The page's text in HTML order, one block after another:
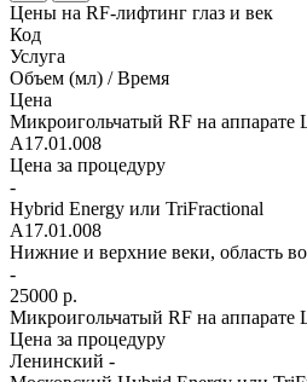
Цены на RF-лифтинг глаз и век
Код
Услуга
Объем (мл) / Время
Цена
Микроигольчатый RF на аппарате
A17.01.008
Цена за процедуру
-
Hybrid Energy или TriFractional
A17.01.008
Нижние и верхние веки, область
-
25000 р.
Микроигольчатый RF на аппарате
Цена за процедуру
Ленинский -